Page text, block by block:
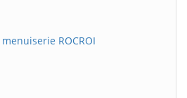
ROCROI